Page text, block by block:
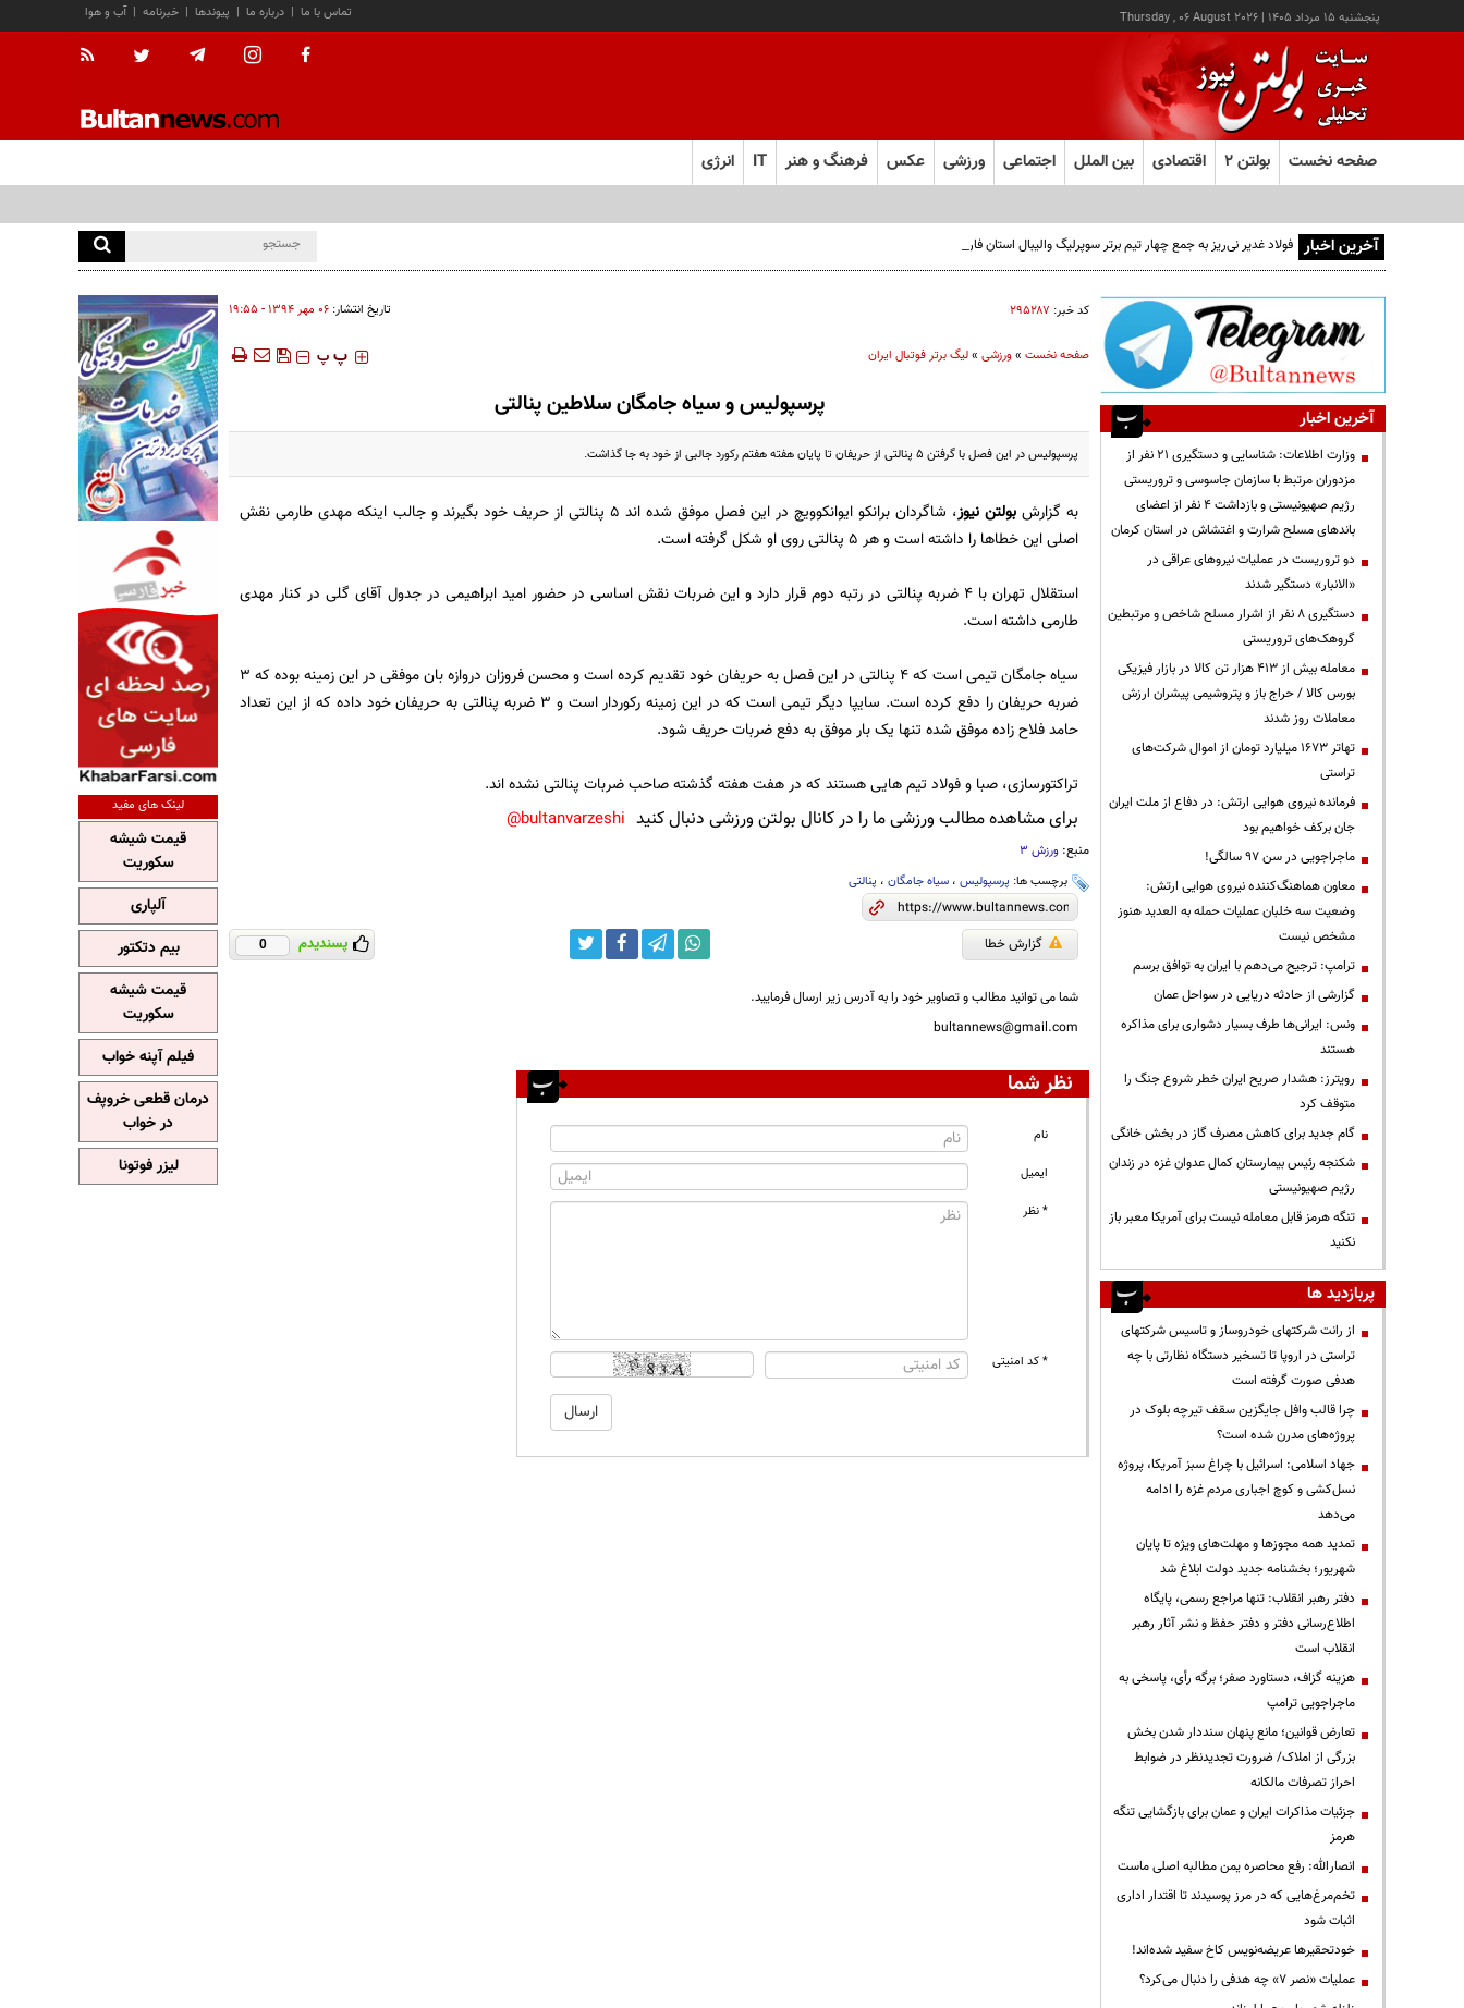
پنجشنبه ۱۵ مرداد ۱۴۰۵ |
Thursday , 06 August 2026 آب و هوا | خبرنامه | پیوندها | درباره ما | تماس با ما
صفحه نخست بولتن ۲ اقتصادی بین الملل اجتماعی ورزشی عکس فرهنگ و هنر IT انرژی
آخرین اخبار فولاد غدیر نی‌ریز به جمع چهار تیم برتر سوپرلیگ والیبال استان فارس صعود کرد
کد خبر: ۲۹۵۲۸۷ تاریخ انتشار: ۰۶ مهر ۱۳۹۴ - ۱۹:۵۵
صفحه نخست»ورزشی»لیگ برتر فوتبال ایران ‍‍‍ پ پ
پرسپولیس و سیاه جامگان سلاطین پنالتی
پرسپولیس در این فصل با گرفتن 5 پنالتی از حریفان تا پایان هفته هفتم رکورد جالبی از خود به جا گذاشت.
به گزارش بولتن نیوز
، شاگردان برانکو ایوانکوویچ در این فصل موفق شده اند 5 پنالتی از حریف خود بگیرند و جالب اینکه مهدی طارمی نقش
اصلی این خطاها را داشته است و هر 5 پنالتی روی او شکل گرفته است.
استقلال تهران با 4 ضربه پنالتی در رتبه دوم قرار دارد و این ضربات نقش اساسی در حضور امید ابراهیمی در جدول آقای گلی در کنار مهدی
طارمی داشته است.
سیاه جامگان تیمی است که 4 پنالتی در این فصل به حریفان خود تقدیم کرده است و محسن فروزان دروازه بان موفقی در این زمینه بوده که 3
ضربه حریفان را دفع کرده است. سایپا دیگر تیمی است که در این زمینه رکوردار است و 3 ضربه پنالتی به حریفان خود داده که از این تعداد
حامد فلاح زاده موفق شده تنها یک بار موفق به دفع ضربات حریف شود.
تراکتورسازی، صبا و فولاد تیم هایی هستند که در هفت هفته گذشته صاحب ضربات پنالتی نشده اند.
برای مشاهده مطالب ورزشی ما را در کانال بولتن ورزشی دنبال کنید bultanvarzeshi@
منبع: ورزش 3
برچسب ها: پرسپولیس، سیاه جامگان، پنالتی
گزارش خطا پسندیدم 0
شما می توانید مطالب و تصاویر خود را به آدرس زیر ارسال فرمایید.
bultannews@gmail.com
نظر شما
نام
ایمیل
* نظر
* کد امنیتی
آخرین اخبار
وزارت اطلاعات: شناسایی و دستگیری ۲۱ نفر از
مزدوران مرتبط با سازمان جاسوسی و تروریستی
رژیم صهیونیستی و بازداشت ۴ نفر از اعضای
باندهای مسلح شرارت و اغتشاش در استان کرمان
دو تروریست در عملیات نیروهای عراقی در
«الانبار» دستگیر شدند
دستگیری ۸ نفر از اشرار مسلح شاخص و مرتبطین
گروهک‌های تروریستی
معامله بیش از ۴۱۳ هزار تن کالا در بازار فیزیکی
بورس کالا / حراج باز و پتروشیمی پیشران ارزش
معاملات روز شدند
تهاتر ۱۶۷۳ میلیارد تومان از اموال شرکت‌های
تراستی
فرمانده نیروی هوایی ارتش: در دفاع از ملت ایران
جان برکف خواهیم بود
ماجراجویی در سن ۹۷ سالگی!
معاون هماهنگ‌کننده نیروی هوایی ارتش:
وضعیت سه خلبان عملیات حمله به العدید هنوز
مشخص نیست
ترامپ: ترجیح می‌دهم با ایران به توافق برسم
گزارشی از حادثه دریایی در سواحل عمان
ونس: ایرانی‌ها طرف بسیار دشواری برای مذاکره
هستند
رویترز: هشدار صریح ایران خطر شروع جنگ را
متوقف کرد
گام جدید برای کاهش مصرف گاز در بخش خانگی
شکنجه رئیس بیمارستان کمال عدوان غزه در زندان
رژیم صهیونیستی
تنگه هرمز قابل معامله نیست برای آمریکا معبر باز
نکنید
پربازدید ها
از رانت‌ شرکتهای خودروساز و تاسیس شرکتهای
تراستی در اروپا تا تسخیر دستگاه نظارتی با چه
هدفی صورت گرفته است
چرا قالب وافل جایگزین سقف تیرچه بلوک در
پروژه‌های مدرن شده است؟
جهاد اسلامی: اسرائیل با چراغ سبز آمریکا، پروژه
نسل‌کشی و کوچ اجباری مردم غزه را ادامه
می‌دهد
تمدید همه مجوزها و مهلت‌های ویژه تا پایان
شهریور؛ بخشنامه جدید دولت ابلاغ شد
دفتر رهبر انقلاب: تنها مراجع رسمی، پایگاه
اطلاع‌رسانی دفتر و دفتر حفظ و نشر آثار رهبر
انقلاب است
هزینه گزاف، دستاورد صفر؛ برگه رأی، پاسخی به
ماجراجویی ترامپ
تعارض قوانین؛ مانع پنهان سنددار شدن بخش
بزرگی از املاک/ ضرورت تجدیدنظر در ضوابط
احراز تصرفات مالکانه
جزئیات مذاکرات ایران و عمان برای بازگشایی تنگه
هرمز
انصارالله: رفع محاصره یمن مطالبه اصلی ماست
تخم‌مرغ‌هایی که در مرز پوسیدند تا اقتدار اداری
اثبات شود
خودتحقیرها عریضه‌نویس کاخ سفید شده‌اند!
عملیات «نصر ۷» چه هدفی را دنبال می‌کرد؟
لینک های مفید
قیمت شیشه
سکوریت
آلپاری
بیم دتکتور
قیمت شیشه
سکوریت
فیلم آپنه خواب
درمان قطعی خروپف
در خواب
لیزر فوتونا